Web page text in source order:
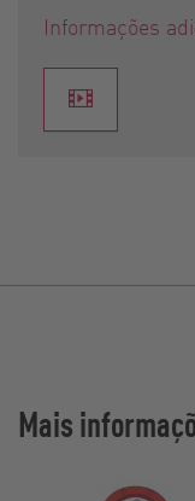
Informações
Mais